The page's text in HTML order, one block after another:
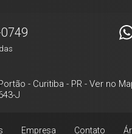
- Curitiba - PR - Ver no
J
Empresa Contato